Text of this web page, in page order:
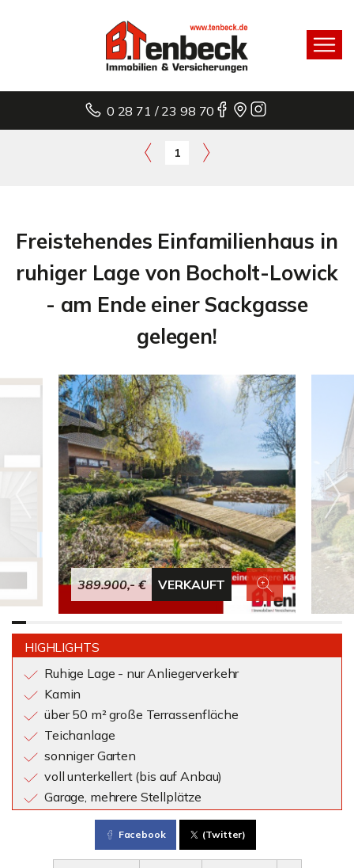
0 28 71 / 23 98 70
1
Freistehendes Einfamilienhaus in
ruhiger Lage von Bocholt-Lowick
- am Ende einer Sackgasse
gelegen!
389.900,- € VERKAUFT
HIGHLIGHTS
Ruhige Lage - nur Anliegerverkehr
Kamin
über 50 m² große Terrassenfläche
Teichanlage
sonniger Garten
voll unterkellert (bis auf Anbau)
Garage, mehrere Stellplätze
Facebook (Twitter)